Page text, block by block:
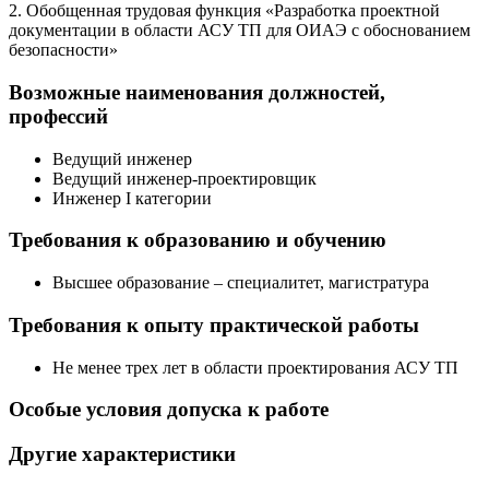
2. Обобщенная трудовая функция «Разработка проектной
документации в области АСУ ТП для ОИАЭ с обоснованием
безопасности»
Возможные наименования должностей,
профессий
Ведущий инженер
Ведущий инженер-проектировщик
Инженер I категории
Требования к образованию и обучению
Высшее образование – специалитет, магистратура
Требования к опыту практической работы
Не менее трех лет в области проектирования АСУ ТП
Особые условия допуска к работе
Другие характеристики